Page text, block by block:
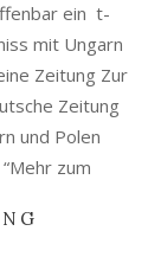
ein t-
mit Ungarn
Zeitung Zur
Zeitung
und Polen
zum